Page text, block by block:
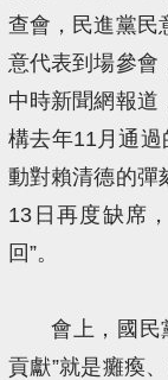
查會，民進黨民
意代表到場參會
中時新聞網報道
構去年11月通過
動對賴清德的彈
13日再度缺席
回”。
會上，國民
貢獻”就是癱瘓